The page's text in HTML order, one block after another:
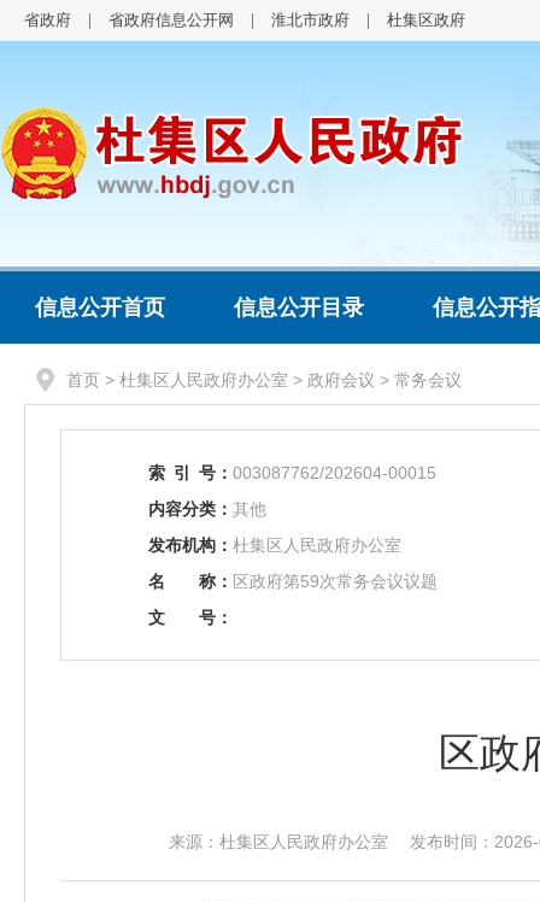
省政府 省政府信息公开网 淮北市政府 杜集区政府
信息公开首页 信息公开目录 信息公开
首页 > 杜集区人民政府办公室 > 政府会议 > 常务会议
索 引 号： 003087762/202604-00015
内容分类： 其他
发布机构： 杜集区人民政府办公室
名
称： 区政府第59次常务会议议题
文
号：
区政
来源：杜集区人民政府办公室 发布时间：